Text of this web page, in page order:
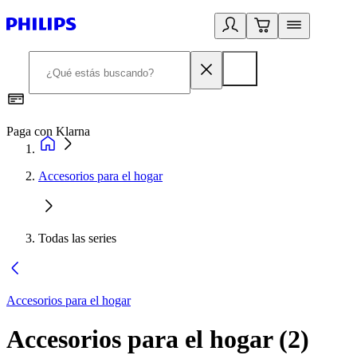
Paga con Klarna
Accesorios para el hogar
Todas las series
Accesorios para el hogar
Accesorios para el hogar(2)